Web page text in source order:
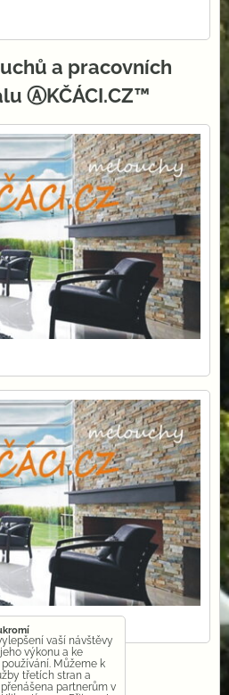
a pracovních
ⒶKČÁCI.CZ™
vaší návštěvy
výkonu a ke
Můžeme k
třetích stran a
partnerům v